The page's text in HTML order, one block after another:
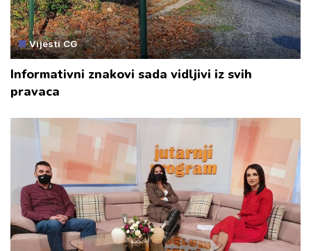
Vijesti CG
Informativni znakovi sada vidljivi iz svih
pravaca